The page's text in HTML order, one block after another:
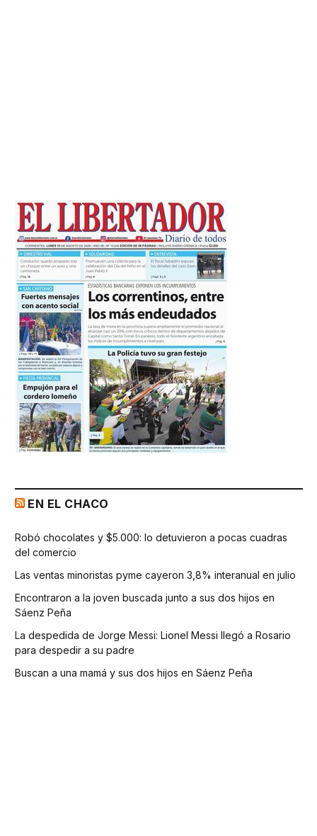
EN EL CHACO
Robó chocolates y $5.000: lo detuvieron a pocas cuadras
del comercio
Las ventas minoristas pyme cayeron 3,8% interanual en julio
Encontraron a la joven buscada junto a sus dos hijos en
Sáenz Peña
La despedida de Jorge Messi: Lionel Messi llegó a Rosario
para despedir a su padre
Buscan a una mamá y sus dos hijos en Sáenz Peña